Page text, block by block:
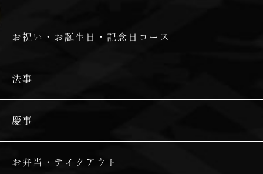
お祝い・お誕生日・記念日コース
法事
慶事
お弁当・テイクアウト